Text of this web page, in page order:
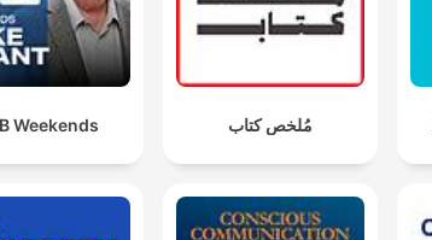
Weekends مُلخص كتاب